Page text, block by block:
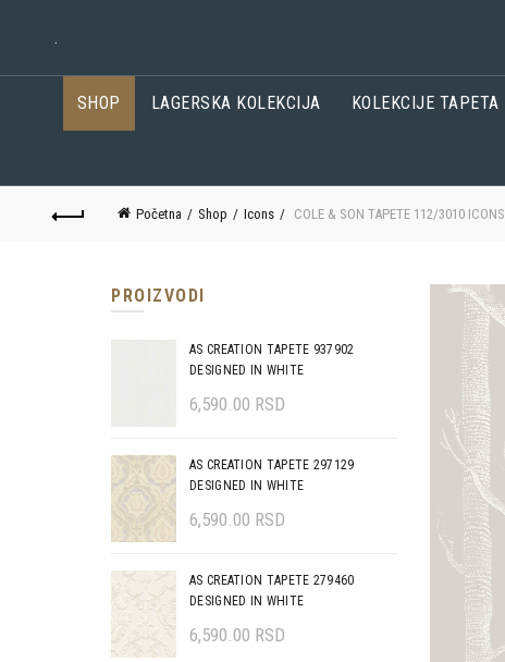
.
SHOP LAGERSKA KOLEKCIJA KOLEKCIJE TAPETA
Početna Shop Icons COLE & SON TAPETE 112/3010 ICONS
PROIZVODI
AS CREATION TAPETE 937902
DESIGNED IN WHITE
6,590.00 RSD
AS CREATION TAPETE 297129
DESIGNED IN WHITE
6,590.00 RSD
AS CREATION TAPETE 279460
DESIGNED IN WHITE
6,590.00 RSD